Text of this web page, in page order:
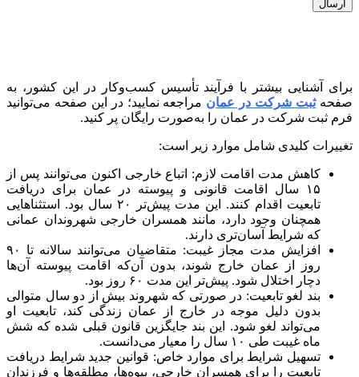
برای آشنایی بیشتر با فرآیند تأسیس کسب‌وکار در این کشور، به
صفحه ثبت شرکت در عمان مراجعه نمایید؛ در این صفحه می‌توانید
فرم ثبت شرکت در عمان را به‌صورت رایگان پر کنید.
تغییرات کلیدی شامل موارد زیر است:
کاهش مدت اقامت لازم: اتباع خارجی اکنون می‌توانند پس از
۱۵ سال اقامت قانونی و پیوسته در عمان برای دریافت
تابعیت اقدام کنند. این مدت پیش‌تر ۲۰ سال بود. استثناهایی
همچنان وجود دارد، مانند همسران خارجی شهروندان عمانی
که شرایط آسان‌تری دارند.
افزایش مدت مجاز غیبت: متقاضیان می‌توانند سالانه تا ۹۰
روز از عمان خارج شوند، بدون آن‌که اقامت پیوسته آن‌ها
دچار اختلال شود. پیش‌تر این مدت ۶۰ روز بود.
بند لغو تابعیت: در صورتی که شهروند بیش از دو سال متوالی
بدون دلیل موجه در خارج از عمان زندگی کند، تابعیت او
می‌تواند لغو شود. این بند جایگزین قانون قبلی شده که شش
ماه غیبت طی ۱۰ سال را معیار می‌دانست.
تسهیل شرایط برای موارد خاص: قوانین جدید شرایط دریافت
تابعیت را برای همسران خارجی، بیوه‌ها، مطلقه‌ها و فرزندان